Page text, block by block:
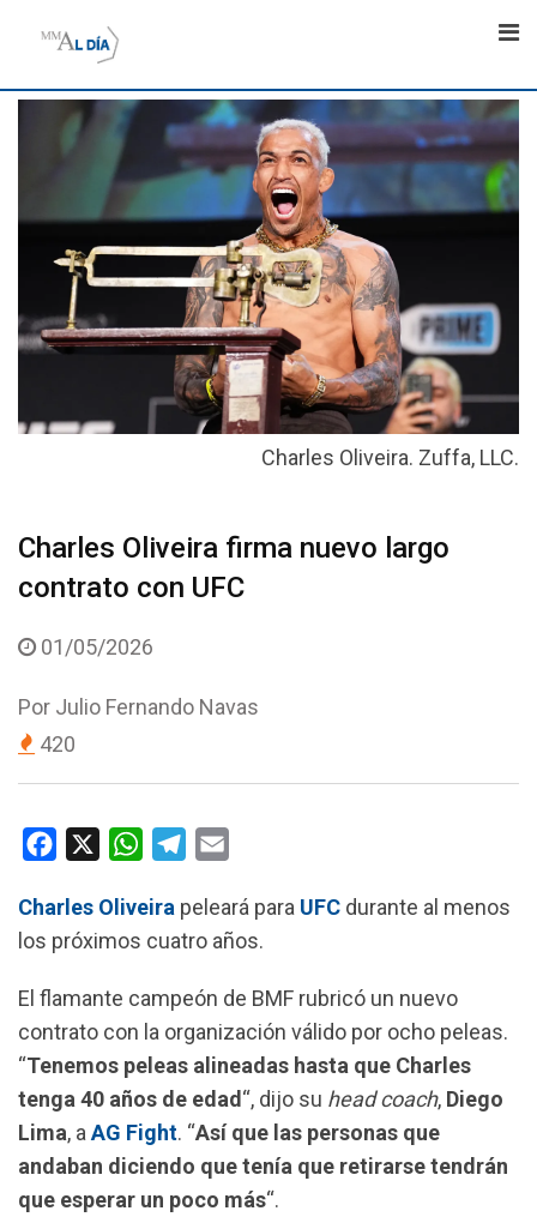
Charles Oliveira. Zuffa, LLC.
Charles Oliveira firma nuevo largo
contrato con UFC
01/05/2026
Por Julio Fernando Navas
420
c
e
o
o
k
W
a
t
A
p
p
l
e
r
a
m
a
i
Charles Oliveira peleará para UFC durante al menos
los próximos cuatro años.
El flamante campeón de BMF rubricó un nuevo
contrato con la organización válido por ocho peleas.
“Tenemos peleas alineadas hasta que Charles
tenga 40 años de edad“, dijo su head coach, Diego
Lima, a AG Fight. “Así que las personas que
andaban diciendo que tenía que retirarse tendrán
que esperar un poco más“.